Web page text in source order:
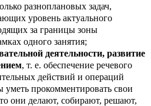
разноплановых задач,
уровень актуального
за границы зоны
одного занятия;
деятельности, развитие
, т. е. обеспечение речевого
действий и операций
прокомментировать свои
они делают, собирают, решают,